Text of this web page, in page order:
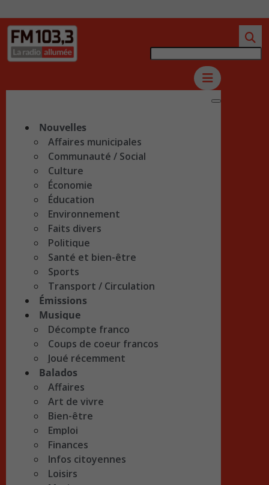
Nouvelles
Affaires municipales
Communauté / Social
Culture
Économie
Éducation
Environnement
Faits divers
Politique
Santé et bien-être
Sports
Transport / Circulation
Émissions
Musique
Décompte franco
Coups de coeur francos
Joué récemment
Balados
Affaires
Art de vivre
Bien-être
Emploi
Finances
Infos citoyennes
Loisirs